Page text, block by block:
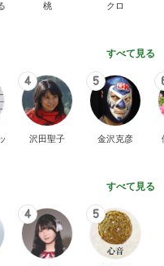
桃 クロ
すべて見る
4
沢田聖子
5
金沢克彦
すべて見る
4 5